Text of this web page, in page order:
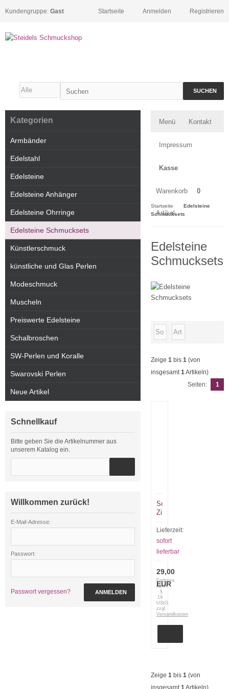
Kundengruppe: Gast Registrieren
Anmelden
Startseite
SUCHEN
Menü Kontakt
Impressum
Kasse
Warenkorb 0
Artikel
Startseite
Edelsteine
Schmucksets
Edelsteine
Schmucksets
Zeige 1 bis 1 (von
insgesamt1Artikeln)
Seiten:
1
Schmuckset
Zirkonia
Lieferzeit:
sofort
lieferbar
29,00
EUR
Endpreis
nach
§
19
UStG.
zzgl.
Versandkosten
Zeige 1 bis 1 (von
insgesamt1Artikeln)
Kategorien
Armbänder
Edelstahl
Edelsteine
Edelsteine Anhänger
Edelsteine Ohrringe
Edelsteine Schmucksets
Künstlerschmuck
künstliche und Glas Perlen
Modeschmuck
Muscheln
Preiswerte Edelsteine
Schalbroschen
SW-Perlen und Koralle
Swarovski Perlen
Neue Artikel
Schnellkauf
Bitte geben Sie die Artikelnummer aus
unserem Katalog ein.
Willkommen zurück!
E-Mail-Adresse:
Passwort:
Passwort vergessen? ANMELDEN